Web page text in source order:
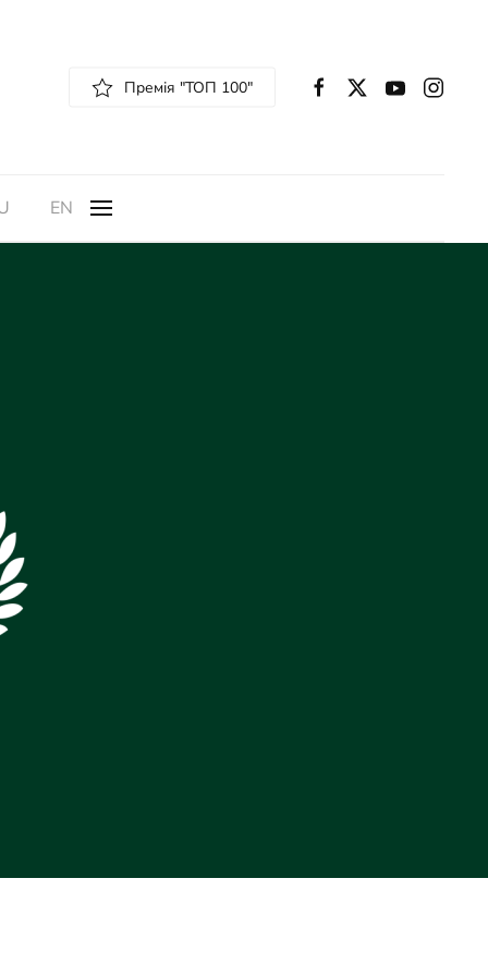
Премія "ТОП 100"
EN